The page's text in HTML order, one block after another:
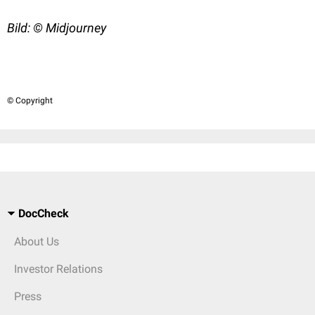
Bild: © Midjourney
© Copyright
DocCheck
About Us
Investor Relations
Press